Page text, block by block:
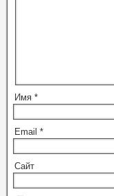
Имя *
Email *
Сайт